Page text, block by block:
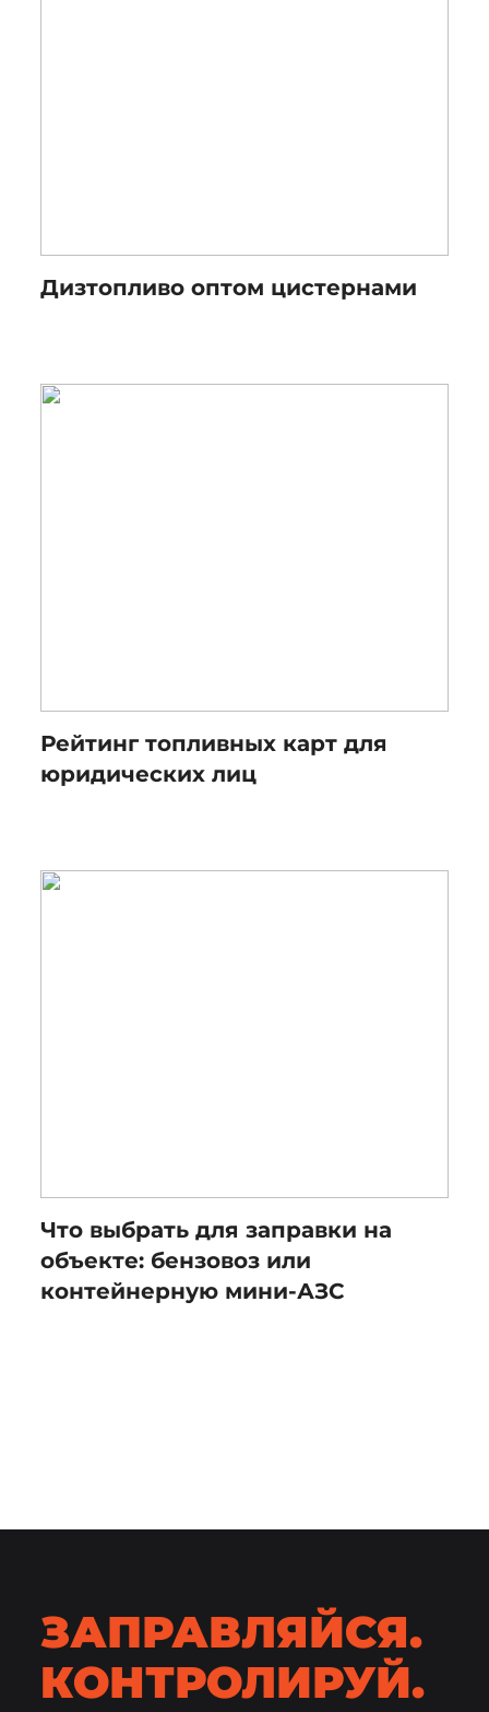
Дизтопливо оптом цистернами
Рейтинг топливных карт для
юридических лиц
Что выбрать для заправки на
объекте: бензовоз или
контейнерную мини-АЗС
ЗАПРАВЛЯЙСЯ.
КОНТРОЛИРУЙ.